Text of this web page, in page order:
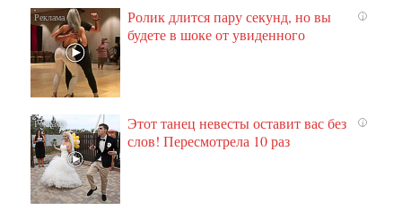
i
Ролик длится пару секунд, но вы
будете в шоке от увиденного
i
Этот танец невесты оставит вас без
слов! Пересмотрела 10 раз